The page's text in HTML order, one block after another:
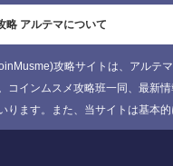
略 アルテマについて
攻略サイトは、アルテ
コインムスメ攻略班一同、最新
ります。また、当サイトは基本的